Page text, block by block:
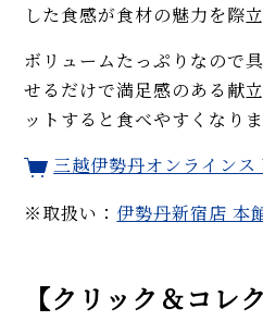
した食感が食材の魅力を際立
ボリュームたっぷりなので
せるだけで満足感のある献
ットすると食べやすくなりま
三越伊勢丹オンライン
※取扱い： 伊勢丹新宿店 本
【クリック＆コレ